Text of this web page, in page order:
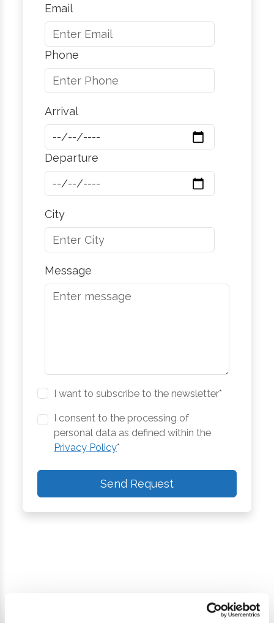
Email
Phone
Arrival
Departure
City
Message
I want to subscribe to the newsletter*
I consent to the processing of
personal data as defined within the
Privacy Policy*
Send Request